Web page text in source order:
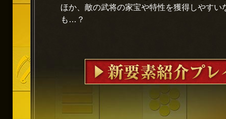
ほか、敵の武将の家宝や特性を獲得しやすい
も…？